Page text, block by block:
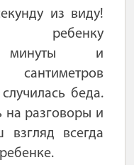
из виду!
ребенку
минуты и
беда.
на разговоры и
всегда